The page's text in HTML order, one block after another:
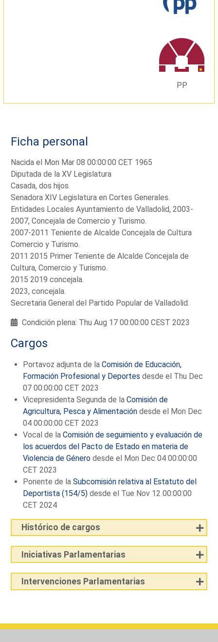
PP
Ficha personal
Nacida el Mon Mar 08 00:00:00 CET 1965
Diputada de la XV Legislatura
Casada, dos hijos.
Senadora XIV Legislatura en Cortes Generales.
Entidades Locales Ayuntamiento de Valladolid, 2003-
2007, Concejala de Comercio y Turismo.
2007-2011 Teniente de Alcalde Concejala de Cultura
Comercio y Turismo.
2011 2015 Primer Teniente de Alcalde Concejala de
Cultura, Comercio y Turismo.
2015 2019 concejala.
2023, concejala.
Secretaria General del Partido Popular de Valladolid.
Condición plena: Thu Aug 17 00:00:00 CEST 2023
Cargos
Portavoz adjunta de laComisión de Educación,
Formación Profesional y Deportes desde el Thu Dec
07 00:00:00 CET 2023
Vicepresidenta Segunda de laComisión de
Agricultura, Pesca y Alimentación desde el Mon Dec
04 00:00:00 CET 2023
Vocal de laComisión de seguimiento y evaluación de
los acuerdos del Pacto de Estado en materia de
Violencia de Género desde el Mon Dec 04 00:00:00
CET 2023
Ponente de laSubcomisión relativa al Estatuto del
Deportista (154/5) desde el Tue Nov 12 00:00:00
CET 2024
Histórico de cargos
Iniciativas Parlamentarias
Intervenciones Parlamentarias